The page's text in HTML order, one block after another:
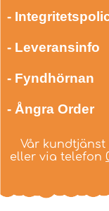
-
- Leveransinfo
- Fyndhörnan
- Ångra Order
Vår kundtjänst
eller via telefon